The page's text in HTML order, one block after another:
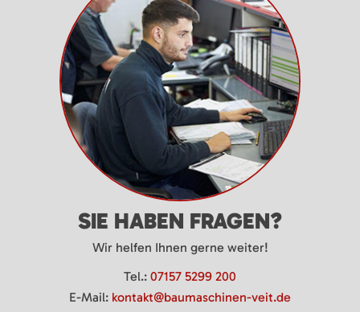
SIE HABEN FRAGEN?
Wir helfen Ihnen gerne weiter!
Tel.: 07157 5299 200
E-Mail: kontakt@baumaschinen-veit.de